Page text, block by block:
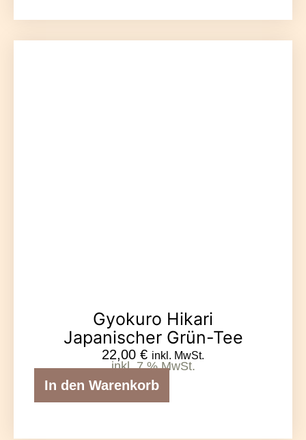
Gyokuro Hikari
Japanischer Grün-Tee
22,00 € inkl. MwSt.
inkl. 7 % MwSt.
In den Warenkorb